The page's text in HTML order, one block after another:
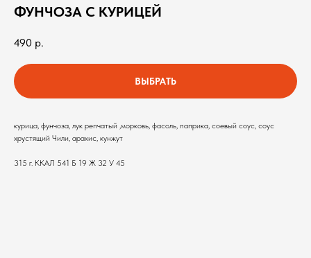
ФУНЧОЗА С КУРИЦЕЙ
490 р.
ВЫБРАТЬ
курица, фунчоза, лук репчатый ,морковь, фасоль, паприка, соевый соус, соус
хрустящий Чили, арахис, кунжут
315 г. ККАЛ 541 Б 19 Ж 32 У 45